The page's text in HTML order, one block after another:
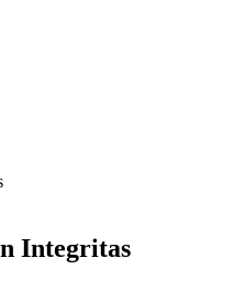
Integritas